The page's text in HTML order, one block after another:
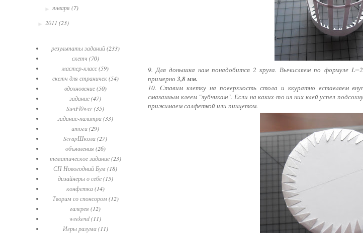
9. Для донышка нам понадобится 2 круга. Вычисляем по формуле
примерно 3,8 мм.
10. Ставим клетку на поверхность стола и ккуратно вставляем
смазанным клеем "зубчикам". Если на каких-то из них клей успел
прижимаем салфеткой или пинцетом.
►января(7)
► 2011 (23)
результаты заданий (233)
скетч (70)
мастер-класс(59)
скетч для страничек (54)
вдохновение (50)
задание(47)
SunFl0wer(35)
задание-палитра(33)
итоги(29)
ScrapШкола(27)
объявления (26)
тематическое задание (23)
СП Новогодний Бум(18)
дизайнеры о себе (15)
конфетка (14)
Творим со спонсором (12)
галерея (12)
weekend(11)
Игры разума (11)